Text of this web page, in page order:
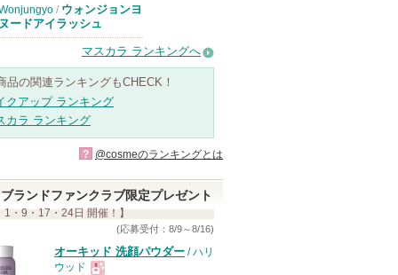
/ ウォンジョンヨ
ードアイラッシュ
マスカラ ランキングへ
品の関連ランキングもCHECK！
クアップ ランキング
カラ ランキング
? @cosmeのランキングとは
ブランドファンクラブ限定プレゼント
1・9・17・24日 開催！】
(応募受付：8/9～8/16)
オーキッド 洗顔パウダー / ハリ
ウッド